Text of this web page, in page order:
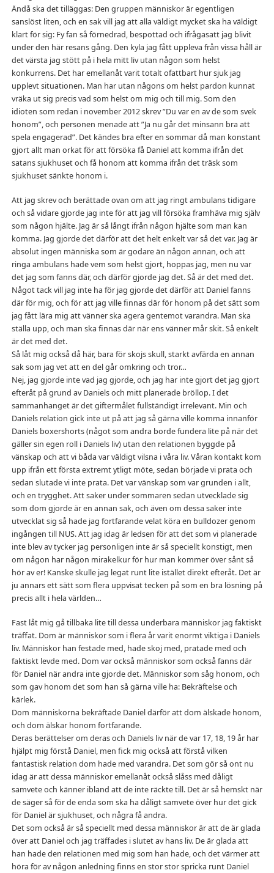
Ändå ska det tilläggas: Den gruppen människor är egentligen
sanslöst liten, och en sak vill jag att alla väldigt mycket ska ha väldigt
klart för sig: Fy fan så förnedrad, bespottad och ifrågasatt jag blivit
under den här resans gång. Den kyla jag fått uppleva från vissa håll är
det värsta jag stött på i hela mitt liv utan någon som helst
konkurrens. Det har emellanåt varit totalt ofattbart hur sjuk jag
upplevt situationen. Man har utan någons om helst pardon kunnat
vräka ut sig precis vad som helst om mig och till mig. Som den
idioten som redan i november 2012 skrev ”Du var en av de som svek
honom”, och personen menade att ”Ja nu går det minsann bra att
spela engagerad”. Det kändes bra efter en sommar då man konstant
gjort allt man orkat för att försöka få Daniel att komma ifrån det
satans sjukhuset och få honom att komma ifrån det träsk som
sjukhuset sänkte honom i.
Att jag skrev och berättade ovan om att jag ringt ambulans tidigare
och så vidare gjorde jag inte för att jag vill försöka framhäva mig själv
som någon hjälte. Jag är så långt ifrån någon hjälte som man kan
komma. Jag gjorde det därför att det helt enkelt var så det var. Jag är
absolut ingen människa som är godare än någon annan, och att
ringa ambulans hade vem som helst gjort, hoppas jag, men nu var
det jag som fanns där, och därför gjorde jag det. Så är det med det.
Något tack vill jag inte ha för jag gjorde det därför att Daniel fanns
där för mig, och för att jag ville finnas där för honom på det sätt som
jag fått lära mig att vänner ska agera gentemot varandra. Man ska
ställa upp, och man ska finnas där när ens vänner mår skit. Så enkelt
är det med det.
Så låt mig också då här, bara för skojs skull, starkt avfärda en annan
sak som jag vet att en del går omkring och tror…
Nej, jag gjorde inte vad jag gjorde, och jag har inte gjort det jag gjort
efteråt på grund av Daniels och mitt planerade bröllop. I det
sammanhanget är det giftermålet fullständigt irrelevant. Min och
Daniels relation gick inte ut på att jag så gärna ville komma innanför
Daniels boxershorts (något som andra borde fundera lite på när det
gäller sin egen roll i Daniels liv) utan den relationen byggde på
vänskap och att vi båda var väldigt vilsna i våra liv. Våran kontakt kom
upp ifrån ett första extremt ytligt möte, sedan började vi prata och
sedan slutade vi inte prata. Det var vänskap som var grunden i allt,
och en trygghet. Att saker under sommaren sedan utvecklade sig
som dom gjorde är en annan sak, och även om dessa saker inte
utvecklat sig så hade jag fortfarande velat köra en bulldozer genom
ingången till NUS. Att jag idag är ledsen för att det som vi planerade
inte blev av tycker jag personligen inte är så speciellt konstigt, men
om någon har någon mirakelkur för hur man kommer över sånt så
hör av er! Kanske skulle jag legat runt lite istället direkt efteråt. Det är
ju annars ett sätt som flera uppvisat tecken på som en bra lösning på
precis allt i hela världen…
Fast låt mig gå tillbaka lite till dessa underbara människor jag faktiskt
träffat. Dom är människor som i flera år varit enormt viktiga i Daniels
liv. Människor han festade med, hade skoj med, pratade med och
faktiskt levde med. Dom var också människor som också fanns där
för Daniel när andra inte gjorde det. Människor som såg honom, och
som gav honom det som han så gärna ville ha: Bekräftelse och
kärlek.
Dom människorna bekräftade Daniel därför att dom älskade honom,
och dom älskar honom fortfarande.
Deras berättelser om deras och Daniels liv när de var 17, 18, 19 år har
hjälpt mig förstå Daniel, men fick mig också att förstå vilken
fantastisk relation dom hade med varandra. Det som gör så ont nu
idag är att dessa människor emellanåt också slåss med dåligt
samvete och känner ibland att de inte räckte till. Det är så hemskt när
de säger så för de enda som ska ha dåligt samvete över hur det gick
för Daniel är sjukhuset, och några få andra.
Det som också är så speciellt med dessa människor är att de är glada
över att Daniel och jag träffades i slutet av hans liv. De är glada att
han hade den relationen med mig som han hade, och det värmer att
höra för av någon anledning finns en stor stor spricka runt Daniel